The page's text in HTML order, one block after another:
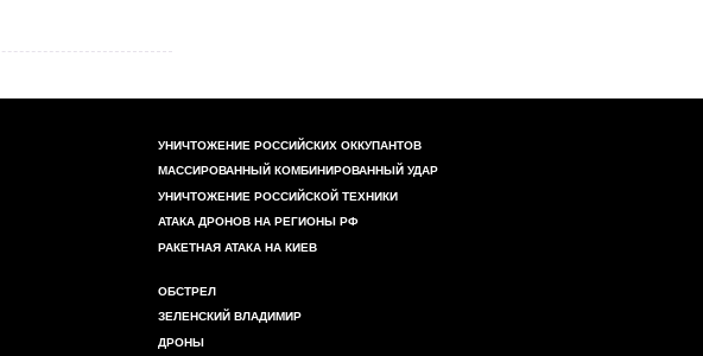
УНИЧТОЖЕНИЕ РОССИЙСКИХ ОККУПАНТОВ
МАССИРОВАННЫЙ КОМБИНИРОВАННЫЙ УДАР
УНИЧТОЖЕНИЕ РОССИЙСКОЙ ТЕХНИКИ
АТАКА ДРОНОВ НА РЕГИОНЫ РФ
РАКЕТНАЯ АТАКА НА КИЕВ
ОБСТРЕЛ
ЗЕЛЕНСКИЙ ВЛАДИМИР
ДРОНЫ